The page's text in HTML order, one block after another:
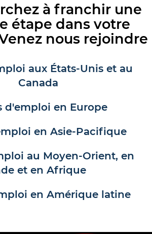
à franchir une
étape dans votre
nous rejoindre
aux États-Unis et au
Canada
d'emploi en Europe
en Asie-Pacifique
au Moyen-Orient, en
et en Afrique
en Amérique latine